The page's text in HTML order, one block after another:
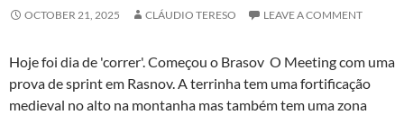
OCTOBER 21, 2025 CLÁUDIO TERESO LEAVE A COMMENT
Hoje foi dia de 'correr'. Começou o Brasov O Meeting com uma
prova de sprint em Rasnov. A terrinha tem uma fortificação
medieval no alto na montanha mas também tem uma zona